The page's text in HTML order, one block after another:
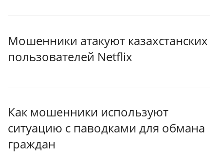
Мошенники атакуют казахстанских
пользователей Netflix
Как мошенники используют
ситуацию с паводками для обмана
граждан